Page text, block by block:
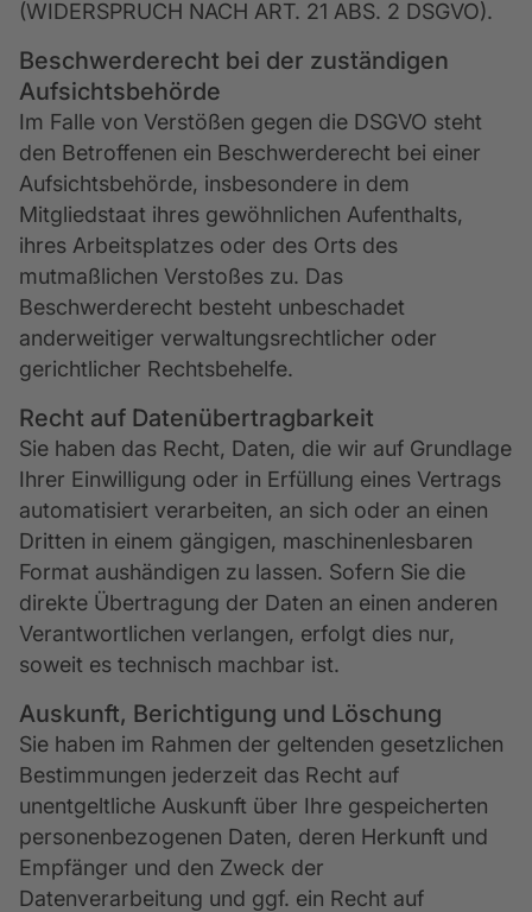
(WIDERSPRUCH NACH ART. 21 ABS. 2 DSGVO).
Beschwerde­recht bei der zuständigen
Aufsichts­behörde
Im Falle von Verstößen gegen die DSGVO steht
den Betroffenen ein Beschwerderecht bei einer
Aufsichtsbehörde, insbesondere in dem
Mitgliedstaat ihres gewöhnlichen Aufenthalts,
ihres Arbeitsplatzes oder des Orts des
mutmaßlichen Verstoßes zu. Das
Beschwerderecht besteht unbeschadet
anderweitiger verwaltungsrechtlicher oder
gerichtlicher Rechtsbehelfe.
Recht auf Daten­übertrag­barkeit
Sie haben das Recht, Daten, die wir auf Grundlage
Ihrer Einwilligung oder in Erfüllung eines Vertrags
automatisiert verarbeiten, an sich oder an einen
Dritten in einem gängigen, maschinenlesbaren
Format aushändigen zu lassen. Sofern Sie die
direkte Übertragung der Daten an einen anderen
Verantwortlichen verlangen, erfolgt dies nur,
soweit es technisch machbar ist.
Auskunft, Berichtigung und Löschung
Sie haben im Rahmen der geltenden gesetzlichen
Bestimmungen jederzeit das Recht auf
unentgeltliche Auskunft über Ihre gespeicherten
personenbezogenen Daten, deren Herkunft und
Empfänger und den Zweck der
Datenverarbeitung und ggf. ein Recht auf